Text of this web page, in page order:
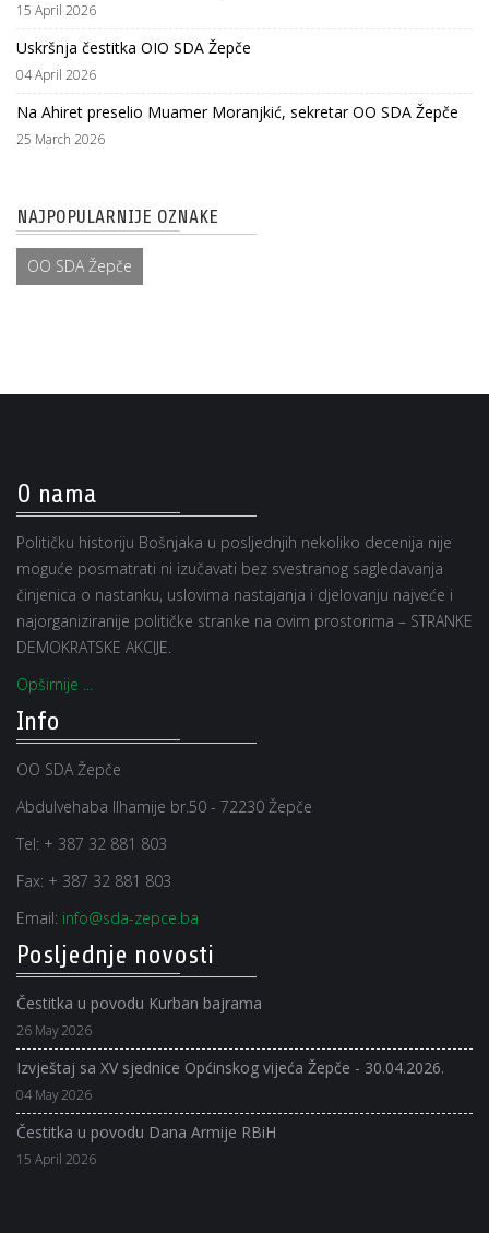
15 April 2026
Uskršnja čestitka OIO SDA Žepče
04 April 2026
Na Ahiret preselio Muamer Moranjkić, sekretar OO SDA Žepče
25 March 2026
NAJPOPULARNIJE OZNAKE
OO SDA Žepče
O nama
Političku historiju Bošnjaka u posljednjih nekoliko decenija nije
moguće posmatrati ni izučavati bez svestranog sagledavanja
činjenica o nastanku, uslovima nastajanja i djelovanju najveće i
najorganiziranije političke stranke na ovim prostorima – STRANKE
DEMOKRATSKE AKCIJE.
Opširnije ...
Info
OO SDA Žepče
Abdulvehaba Ilhamije br.50 - 72230 Žepče
Tel: + 387 32 881 803
Fax: + 387 32 881 803
Email: info@sda-zepce.ba
Posljednje novosti
Čestitka u povodu Kurban bajrama
26 May 2026
Izvještaj sa XV sjednice Općinskog vijeća Žepče - 30.04.2026.
04 May 2026
Čestitka u povodu Dana Armije RBiH
15 April 2026